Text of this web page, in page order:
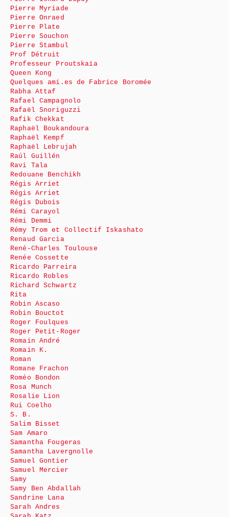
Pierre Myriade
Pierre Onraed
Pierre Plate
Pierre Souchon
Pierre Stambul
Prof Détruit
Professeur Proutskaïa
Queen Kong
Quelques ami.es de Fabrice Boromée
Rabha Attaf
Rafael Campagnolo
Rafaël Snoriguzzi
Rafik Chekkat
Raphaël Boukandoura
Raphaël Kempf
Raphaël Lebrujah
Raúl Guillén
Ravi Tala
Redouane Benchikh
Régis Arriet
Régis Arriet
Régis Dubois
Rémi Carayol
Rémi Demmi
Rémy Trom et Collectif Iskashato
Renaud Garcia
René-Charles Toulouse
Renée Cossette
Ricardo Parreira
Ricardo Robles
Richard Schwartz
Rita
Robin Ascaso
Robin Bouctot
Roger Foulques
Roger Petit-Roger
Romain André
Romain K.
Roman
Romane Frachon
Roméo Bondon
Rosa Munch
Rosalie Lion
Rui Coelho
S. B.
Salim Bisset
Sam Amaro
Samantha Fougeras
Samantha Lavergnolle
Samuel Gontier
Samuel Mercier
Samy
Samy Ben Abdallah
Sandrine Lana
Sarah Andres